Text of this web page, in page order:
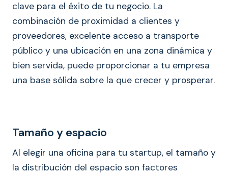
clave para el éxito de tu negocio. La
combinación de proximidad a clientes y
proveedores, excelente acceso a transporte
público y una ubicación en una zona dinámica y
bien servida, puede proporcionar a tu empresa
una base sólida sobre la que crecer y prosperar.
Tamaño y espacio
Al elegir una oficina para tu startup, el tamaño y
la distribución del espacio son factores